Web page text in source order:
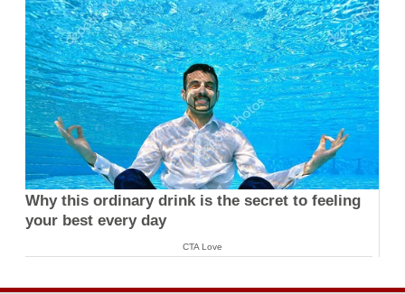
Why this ordinary drink is the secret to feeling
your best every day
CTA Love